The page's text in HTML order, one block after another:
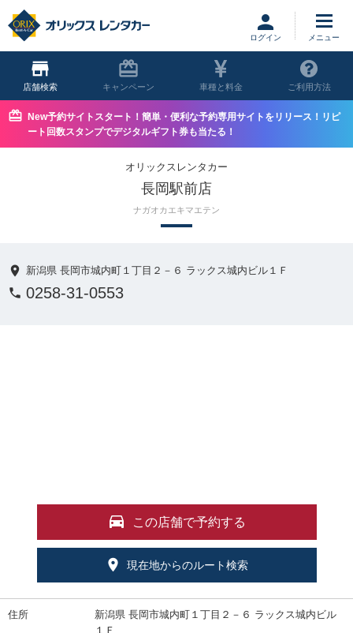
ログイン
店舗 キャンペーン 車種と料金 ご利用方法
New予約サイトスタート！簡単・便利な予約専用サイトをリリース！リピ
ート回数スタンプでデジタルギフト券も当たる！
オリックスレンタカー
長岡駅前店
ナガオカエキマエテン
新潟県 長岡市城内町１丁目２－６ ラックス城内ビル１Ｆ
0258-31-0553
この店舗で予約する
現在地からのルート検索
住所
新潟県 長岡市城内町１丁目２－６ ラックス城内ビル
１Ｆ